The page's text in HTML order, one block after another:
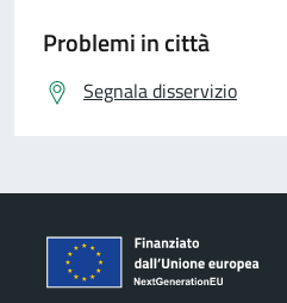
Problemi in città
Segnala disservizio